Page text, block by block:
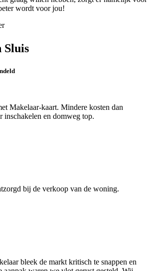
wordt voor jou!
Sluis
Makelaar-kaart. Mindere kosten dan
inschakelen en domweg top.
bij de verkoop van de woning.
bleek de markt kritisch te snappen en